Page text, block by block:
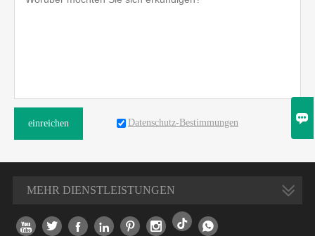
einreichen Datenschutz-Bestimmungen
MEHR DIENSTLEISTUNGEN
      
